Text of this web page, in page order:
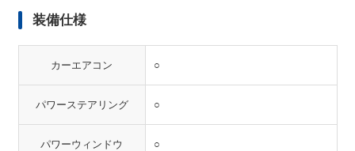
装備仕様
カーエアコン ○
パワーステアリング ○
パワーウィンドウ ○